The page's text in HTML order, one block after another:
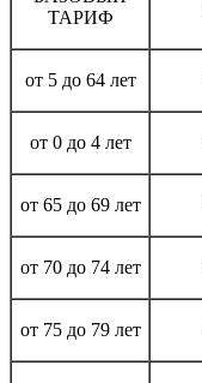
ТАРИФ
от 5 до 64 лет
от 0 до 4 лет
от 65 до 69 лет
от 70 до 74 лет
от 75 до 79 лет